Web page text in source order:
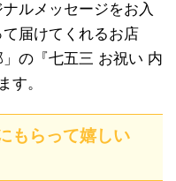
ルメッセージをお入
届けてくれるお店
」の『七五三 お祝い 内
す。
もらって嬉しい